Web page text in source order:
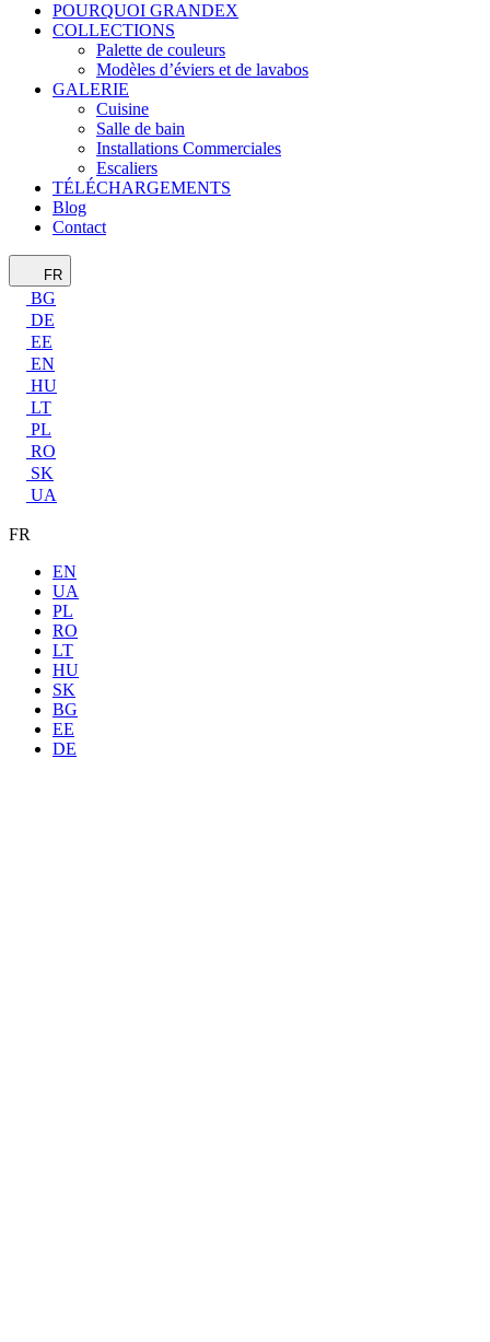
POURQUOI GRANDEX
COLLECTIONS
Palette de couleurs
Modèles d’éviers et de lavabos
GALERIE
Cuisine
Salle de bain
Installations Commerciales
Escaliers
TÉLÉCHARGEMENTS
Blog
Contact
FR
BG
DE
EE
EN
HU
LT
PL
RO
SK
UA
FR
EN
UA
PL
RO
LT
HU
SK
BG
EE
DE